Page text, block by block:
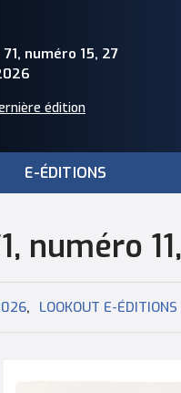
numéro 15, 27
édition
E-ÉDITIONS
numéro
, LOOKOUT E-ÉDITIONS